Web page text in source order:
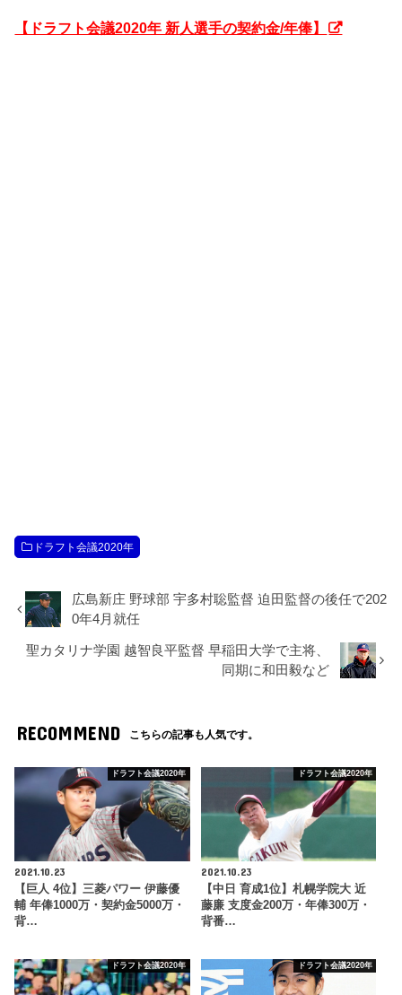
【ドラフト会議2020年 新人選手の契約金/年俸】
ドラフト会議2020年
広島新庄 野球部 宇多村聡監督 迫田監督の後任で202
0年4月就任
聖カタリナ学園 越智良平監督 早稲田大学で主将、
同期に和田毅など
RECOMMEND こちらの記事も人気です。
ドラフト会議2020年
2021.10.23
【巨人 4位】三菱パワー 伊藤優
輔 年俸1000万・契約金5000万・
背…
ドラフト会議2020年
2021.10.23
【中日 育成1位】札幌学院大 近
藤廉 支度金200万・年俸300万・
背番…
ドラフト会議2020年 ドラフト会議2020年